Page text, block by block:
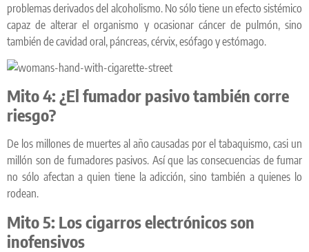
problemas derivados del alcoholismo. No sólo tiene un efecto sistémico
capaz de alterar el organismo y ocasionar cáncer de pulmón, sino
también de cavidad oral, páncreas, cérvix, esófago y estómago.
Mito 4: ¿El fumador pasivo también corre
riesgo?
De los millones de muertes al año causadas por el tabaquismo, casi un
millón son de fumadores pasivos. Así que las consecuencias de fumar
no sólo afectan a quien tiene la adicción, sino también a quienes lo
rodean.
Mito 5: Los cigarros electrónicos son
inofensivos